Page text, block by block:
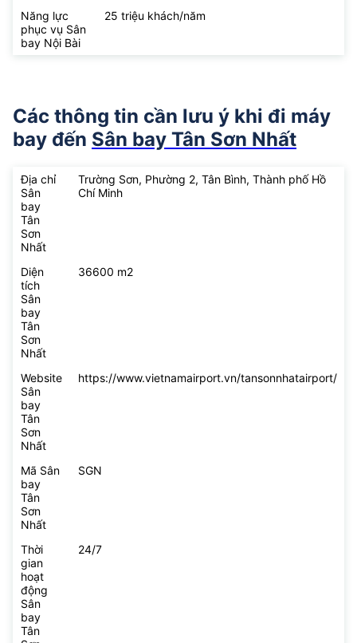
Năng lực
phục vụ Sân
bay Nội Bài
25 triệu khách/năm
Các thông tin cần lưu ý khi đi máy
bay đến Sân bay Tân Sơn Nhất
Địa chỉ
Sân
bay
Tân
Sơn
Nhất
Trường Sơn, Phường 2, Tân Bình, Thành phố Hồ
Chí Minh
Diện
tích
Sân
bay
Tân
Sơn
Nhất
36600 m2
Website
Sân
bay
Tân
Sơn
Nhất
https://www.vietnamairport.vn/tansonnhatairport/
Mã Sân
bay
Tân
Sơn
Nhất
SGN
Thời
gian
hoạt
động
Sân
bay
Tân
24/7